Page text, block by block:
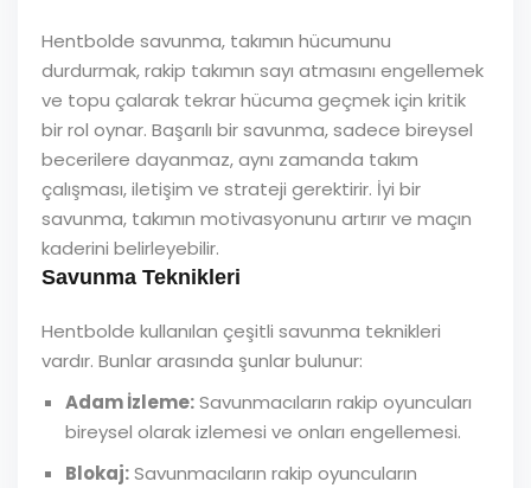
Hentbolde savunma, takımın hücumunu
durdurmak, rakip takımın sayı atmasını engellemek
ve topu çalarak tekrar hücuma geçmek için kritik
bir rol oynar. Başarılı bir savunma, sadece bireysel
becerilere dayanmaz, aynı zamanda takım
çalışması, iletişim ve strateji gerektirir. İyi bir
savunma, takımın motivasyonunu artırır ve maçın
kaderini belirleyebilir.
Savunma Teknikleri
Hentbolde kullanılan çeşitli savunma teknikleri
vardır. Bunlar arasında şunlar bulunur:
Adam İzleme:Savunmacıların rakip oyuncuları
bireysel olarak izlemesi ve onları engellemesi.
Blokaj:Savunmacıların rakip oyuncuların